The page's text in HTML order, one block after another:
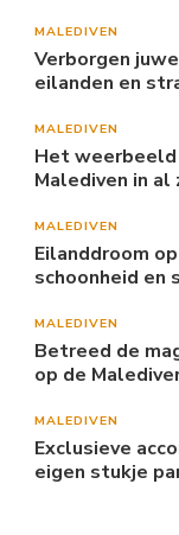
MALEDIVEN
Verborgen
eilanden en
MALEDIVEN
Het weerbeeld
Malediven in al
MALEDIVEN
Eilanddroom
schoonheid en
MALEDIVEN
Betreed de
op de
MALEDIVEN
Exclusieve
eigen stukje